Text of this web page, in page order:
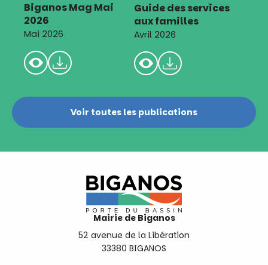
Biganos Mag Mai
2026
Mai 2026
Guide des services
aux familles
Avril 2026
Voir toutes les publications
Mairie de Biganos
52 avenue de la Libération
33380 BIGANOS